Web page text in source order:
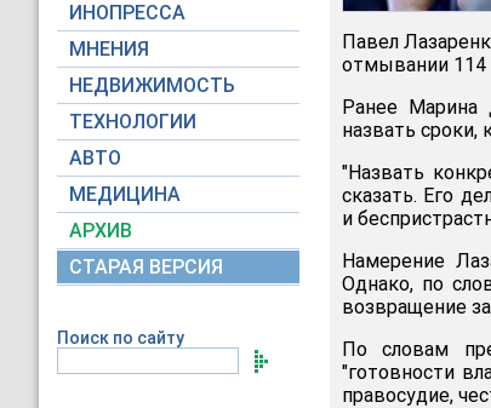
ИНОПРЕССА
МНЕНИЯ
НЕДВИЖИМОСТЬ
ТЕХНОЛОГИИ
АВТО
МЕДИЦИНА
АРХИВ
СТАРАЯ ВЕРСИЯ
Поиск по сайту
Павел
отмывании 114
Ранее Марина
назвать сроки,
"Назвать
сказать. Его
и
Намерение
Однако, по
возвращение
По словам
"готовности
правосудие,